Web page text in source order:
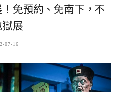
免預約、免南下，不
獄展
07-16